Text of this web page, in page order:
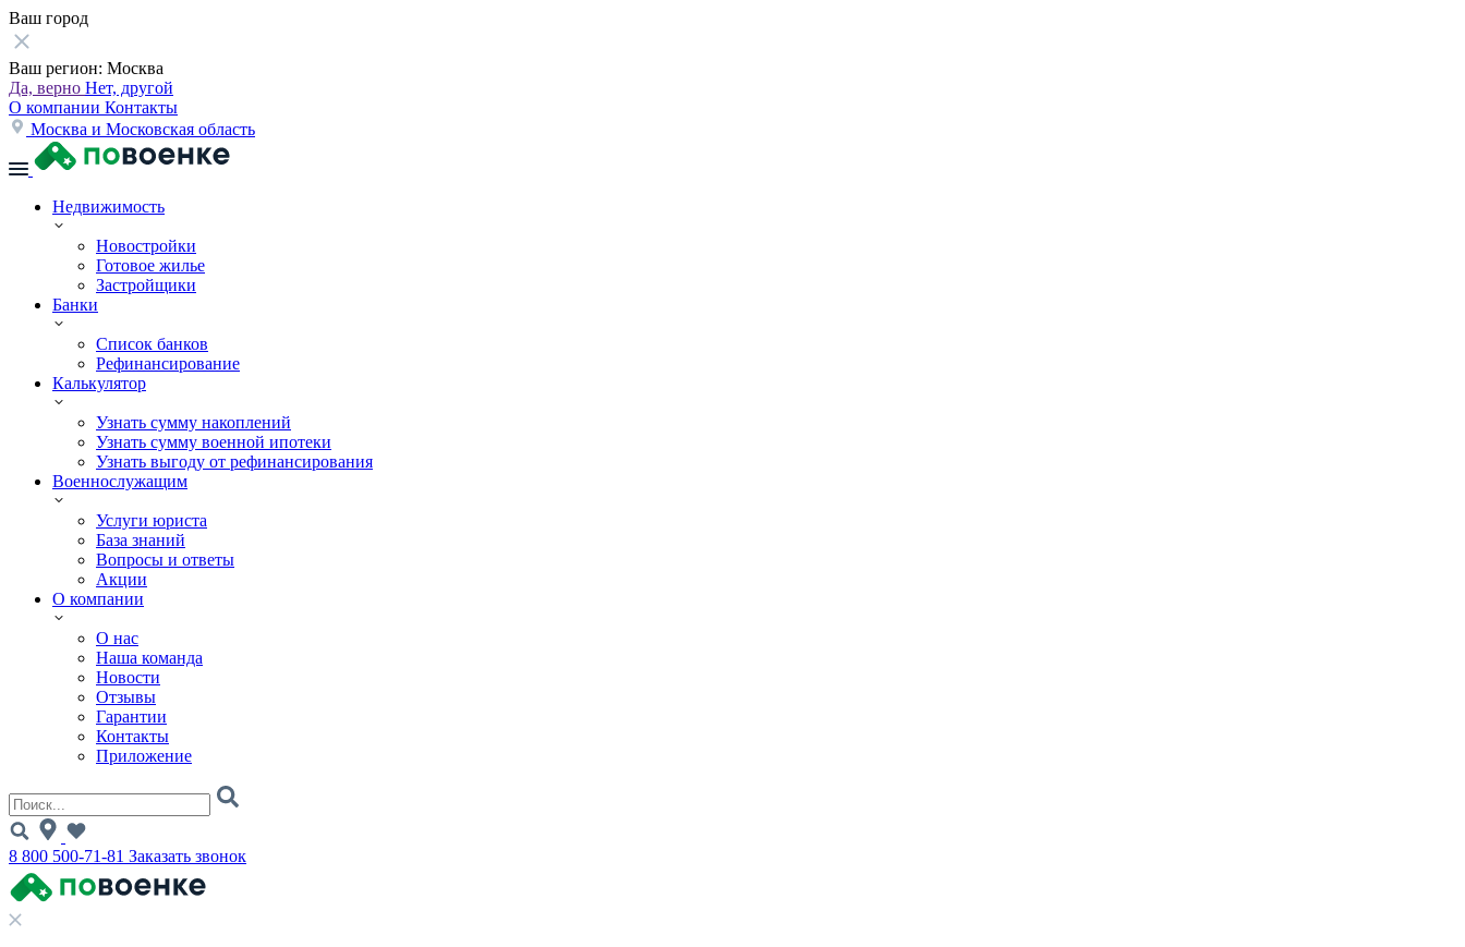
Ваш город
Ваш регион: Москва
Да, верно Нет, другой
О компании Контакты
Москва и Московская область
Недвижимость
Новостройки
Готовое жилье
Застройщики
Банки
Список банков
Рефинансирование
Калькулятор
Узнать сумму накоплений
Узнать сумму военной ипотеки
Узнать выгоду от рефинансирования
Военнослужащим
Услуги юриста
База знаний
Вопросы и ответы
Акции
О компании
О нас
Наша команда
Новости
Отзывы
Гарантии
Контакты
Приложение
8 800 500-71-81 Заказать звонок